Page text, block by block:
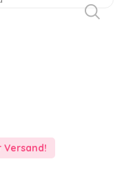
Versand!